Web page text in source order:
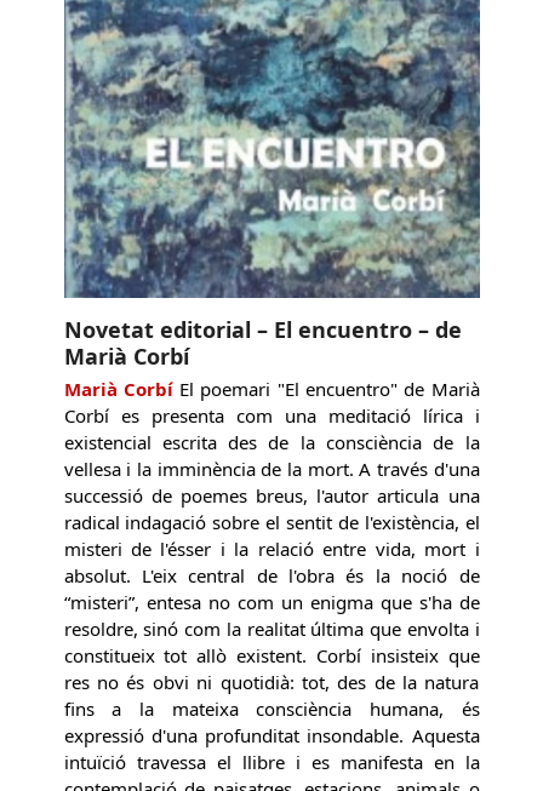
Novetat editorial – El encuentro – de
Marià Corbí
Marià CorbíEl poemari "El encuentro" de Marià
Corbí es presenta com una meditació lírica i
existencial escrita des de la consciència de la
vellesa i la imminència de la mort. A través d'una
successió de poemes breus, l'autor articula una
radical indagació sobre el sentit de l'existència, el
misteri de l'ésser i la relació entre vida, mort i
absolut. L'eix central de l'obra és la noció de
“misteri”, entesa no com un enigma que s'ha de
resoldre, sinó com la realitat última que envolta i
constitueix tot allò existent. Corbí insisteix que
res no és obvi ni quotidià: tot, des de la natura
fins a la mateixa consciència humana, és
expressió d'una profunditat insondable. Aquesta
intuïció travessa el llibre i es manifesta en la